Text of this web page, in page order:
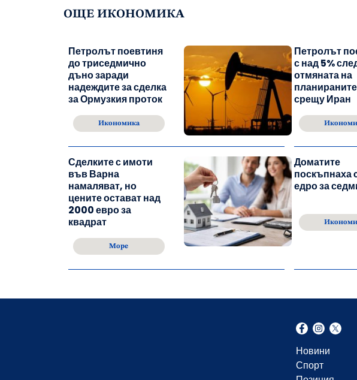
ОЩЕ ИКОНОМИКА
Петролът поевтиня
до триседмично
дъно заради
надеждите за сделка
за Ормузкия проток
Икономика
Петролът
с над 5%
отмяната на
срещу Иран
Сделките с имоти
във Варна
намаляват, но
цените остават над
2000 евро за
квадрат
Море
Доматите
поскъпнаха
едро за
Новини
Спорт